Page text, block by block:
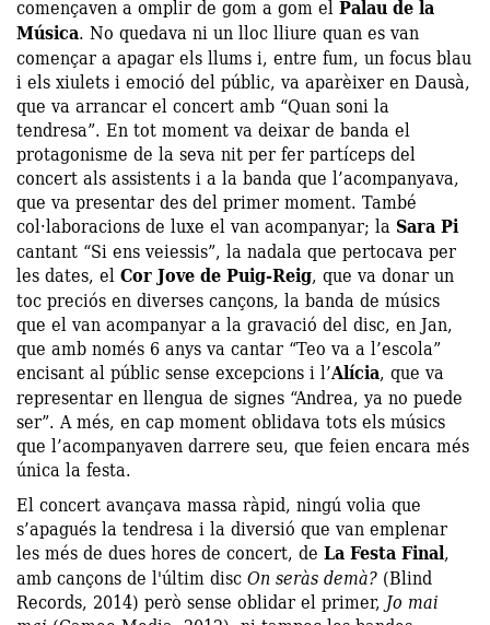
començaven a omplir de gom a gom elPalau de la
Música. No quedava ni un lloc lliure quan es van
començar a apagar els llums i, entre fum, un focus blau
i els xiulets i emoció del públic, va aparèixer en Dausà,
que va arrancar el concert amb “Quan soni la
tendresa”. En tot moment va deixar de banda el
protagonisme de la seva nit per fer partíceps del
concert als assistents i a la banda que l’acompanyava,
que va presentar des del primer moment. També
col·laboracions de luxe el van acompanyar; la Sara Pi
cantant “Si ens veiessis”, la nadala que pertocava per
les dates, elCor Jove de Puig-Reig, que va donar un
toc preciós en diverses cançons, la banda de músics
que el van acompanyar a la gravació del disc, en Jan,
que amb només 6 anys va cantar “Teo va a l’escola”
encisant al públic sense excepcions i l’Alícia, que va
representar en llengua de signes “Andrea, ya no puede
ser”. A més, en cap moment oblidava tots els músics
que l’acompanyaven darrere seu, que feien encara més
única la festa.
El concert avançava massa ràpid, ningú volia que
s’apagués la tendresa i la diversió que van emplenar
les més de dues hores de concert, de La Festa Final,
amb cançons de l'últim discOn seràs demà? (Blind
Records, 2014) però sense oblidar el primer,Jo mai